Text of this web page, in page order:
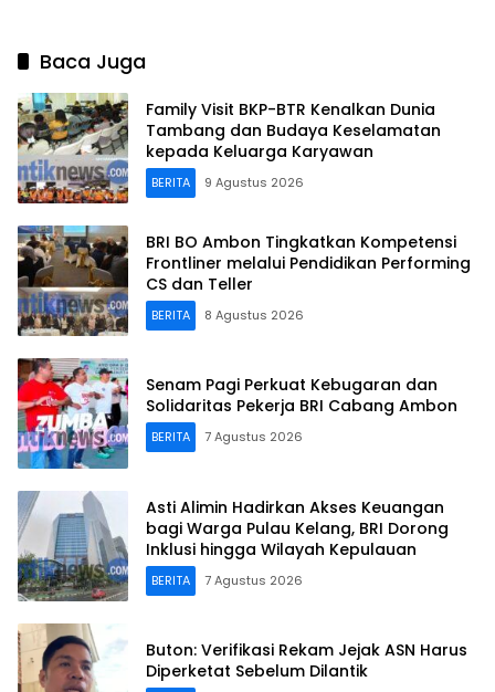
Baca Juga
Family Visit BKP-BTR Kenalkan Dunia
Tambang dan Budaya Keselamatan
kepada Keluarga Karyawan
BERITA 9 Agustus 2026
BRI BO Ambon Tingkatkan Kompetensi
Frontliner melalui Pendidikan Performing
CS dan Teller
BERITA 8 Agustus 2026
Senam Pagi Perkuat Kebugaran dan
Solidaritas Pekerja BRI Cabang Ambon
BERITA 7 Agustus 2026
Asti Alimin Hadirkan Akses Keuangan
bagi Warga Pulau Kelang, BRI Dorong
Inklusi hingga Wilayah Kepulauan
BERITA 7 Agustus 2026
Buton: Verifikasi Rekam Jejak ASN Harus
Diperketat Sebelum Dilantik